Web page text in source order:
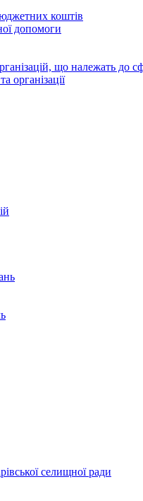
коштів
допомоги
що належать до
організації
селищної ради